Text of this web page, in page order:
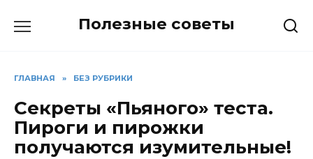
Полезные советы
ГЛАВНАЯ » БЕЗ РУБРИКИ
Секреты «Пьяного» теста.
Пироги и пирожки
получаются изумительные!